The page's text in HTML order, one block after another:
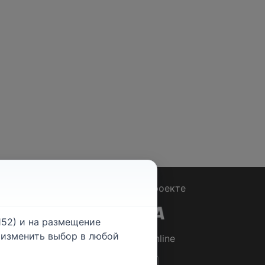
О проекте
© 2026Rabotniki.online
и на размещение
выбор в любой